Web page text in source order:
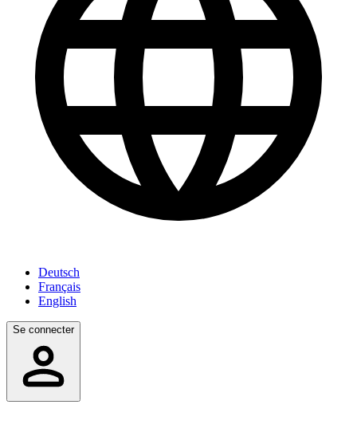
Deutsch
Français
English
Se connecter